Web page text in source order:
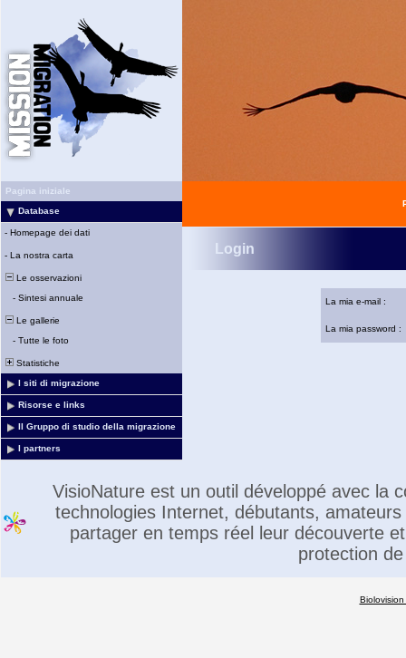
Pagina iniziale
Database
- Homepage dei dati
- La nostra carta
Le osservazioni
- Sintesi annuale
Le gallerie
- Tutte le foto
Statistiche
I siti di migrazione
Risorse e links
Il Gruppo di studio della migrazione
I partners
Login
La mia e-mail :
La mia password :
VisioNature est un outil développé avec la
technologies Internet, débutants,
partager en temps réel leur découverte
protection
Biolovision